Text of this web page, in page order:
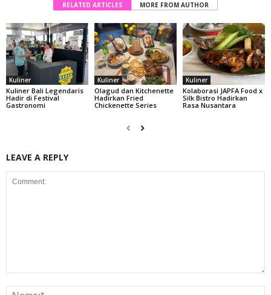
RELATED ARTICLES MORE FROM AUTHOR
Kuliner
Kuliner Bali Legendaris
Hadir di Festival
Gastronomi
Kuliner
Olagud dan Kitchenette
Hadirkan Fried
Chickenette Series
Kuliner
Kolaborasi JAPFA Food x
Silk Bistro Hadirkan
Rasa Nusantara
LEAVE A REPLY